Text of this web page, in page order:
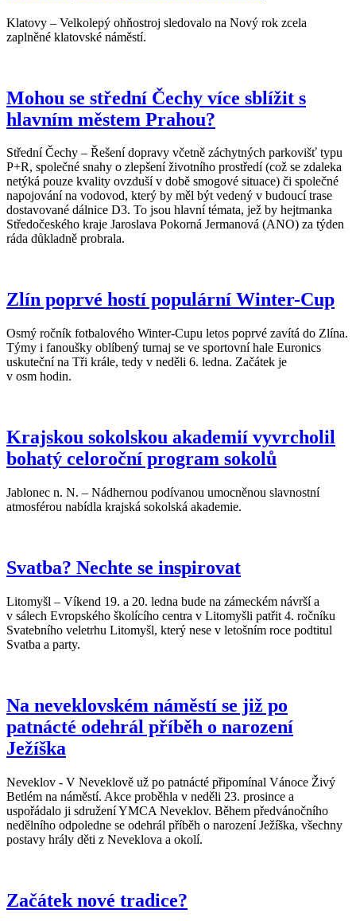
Klatovy – Velkolepý ohňostroj sledovalo na Nový rok zcela
zaplněné klatovské náměstí.
Mohou se střední Čechy více sblížit s
hlavním městem Prahou?
Střední Čechy – Řešení dopravy včetně záchytných parkovišť typu
P+R, společné snahy o zlepšení životního prostředí (což se zdaleka
netýká pouze kvality ovzduší v době smogové situace) či společné
napojování na vodovod, který by měl být vedený v budoucí trase
dostavované dálnice D3. To jsou hlavní témata, jež by hejtmanka
Středočeského kraje Jaroslava Pokorná Jermanová (ANO) za týden
ráda důkladně probrala.
Zlín poprvé hostí populární Winter-Cup
Osmý ročník fotbalového Winter-Cupu letos poprvé zavítá do Zlína.
Týmy i fanoušky oblíbený turnaj se ve sportovní hale Euronics
uskuteční na Tři krále, tedy v neděli 6. ledna. Začátek je
v osm hodin.
Krajskou sokolskou akademií vyvrcholil
bohatý celoroční program sokolů
Jablonec n. N. – Nádhernou podívanou umocněnou slavnostní
atmosférou nabídla krajská sokolská akademie.
Svatba? Nechte se inspirovat
Litomyšl – Víkend 19. a 20. ledna bude na zámeckém návrší a
v sálech Evropského školícího centra v Litomyšli patřit 4. ročníku
Svatebního veletrhu Litomyšl, který nese v letošním roce podtitul
Svatba a party.
Na neveklovském náměstí se již po
patnácté odehrál příběh o narození
Ježíška
Neveklov - V Neveklově už po patnácté připomínal Vánoce Živý
Betlém na náměstí. Akce proběhla v neděli 23. prosince a
uspořádalo ji sdružení YMCA Neveklov. Během předvánočního
nedělního odpoledne se odehrál příběh o narození Ježíška, všechny
postavy hrály děti z Neveklova a okolí.
Začátek nové tradice?